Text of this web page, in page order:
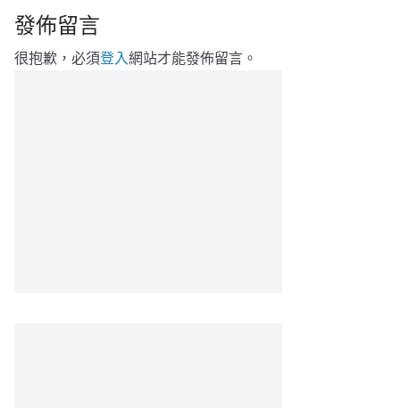
發佈留言
很抱歉，必須登入網站才能發佈留言。